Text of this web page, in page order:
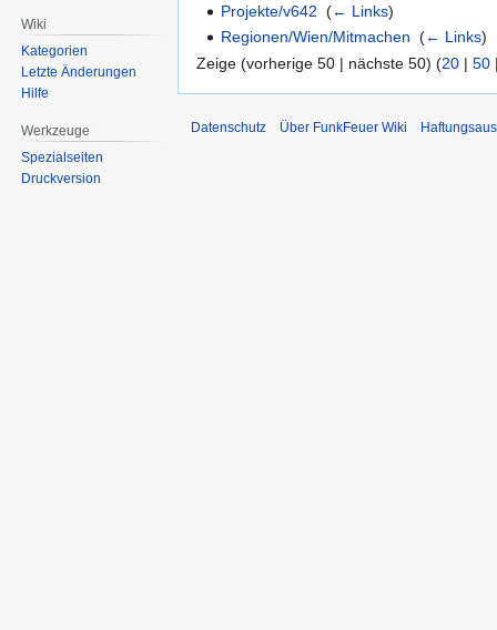
Projekte/v642 ‎(← Links)
Regionen/Wien/Mitmachen ‎(← Links)
Zeige (vorherige 50 | nächste 50) (20 | 50
Wiki
Kategorien
Letzte Änderungen
Hilfe
Werkzeuge
Spezialseiten
Druckversion
Datenschutz Über FunkFeuer Wiki